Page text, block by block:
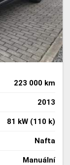
223 000 km
2013
81 kW (110 k)
Nafta
Manuální